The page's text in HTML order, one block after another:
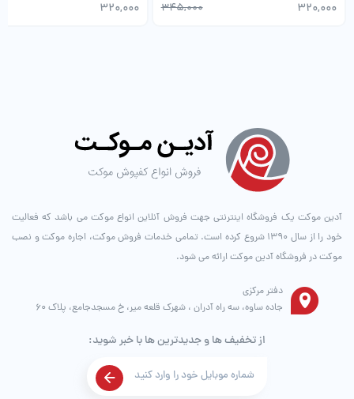
345,000 320,000
320,000
آدین موکت یک فروشگاه اینترنتی جهت فروش آنلاین انواع موکت می باشد که فعالیت
خود را از سال ۱۳۹۰ شروع کرده است. تمامی خدمات فروش موکت، اجاره موکت و نصب
موکت در فروشگاه آدین موکت ارائه می شود.
دفتر مرکزی
جاده ساوه، سه راه آدران ، شهرک قلعه میر، خ مسجدجامع، پلاک 60
از تخفیف ها و جدیدترین ها با خبر شوید: